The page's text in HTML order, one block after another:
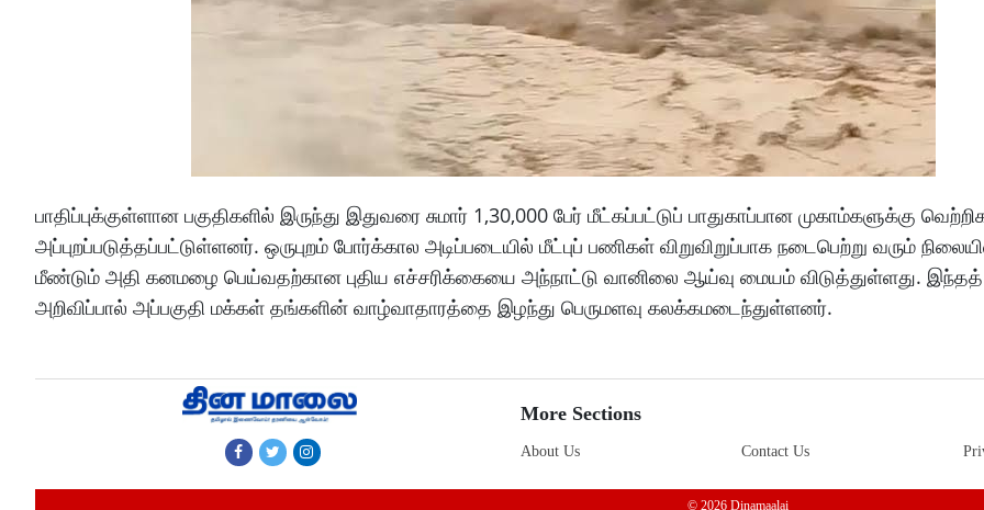
பாதிப்புக்குள்ளான பகுதிகளில் இருந்து இதுவரை சுமார் 1,30,000 பேர் மீட்கப்பட்டுப் பாதுகாப்பான முகாம்களுக்கு
அப்புறப்படுத்தப்பட்டுள்ளனர். ஒருபுறம் போர்க்கால அடிப்படையில் மீட்புப் பணிகள் விறுவிறுப்பாக நடைபெற்று வரும்
மீண்டும் அதி கனமழை பெய்வதற்கான புதிய எச்சரிக்கையை அந்நாட்டு வானிலை ஆய்வு மையம் விடுத்துள்ளது. இந்தத்
அறிவிப்பால் அப்பகுதி மக்கள் தங்களின் வாழ்வாதாரத்தை இழந்து பெருமளவு கலக்கமடைந்துள்ளனர்.
More Sections
About Us Contact Us
© 2026 Dinamaalai